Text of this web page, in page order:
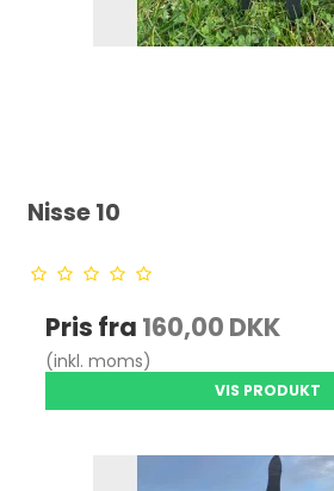
Nisse 10
Pris fra 160,00 DKK
(inkl. moms)
VIS PRODUKT